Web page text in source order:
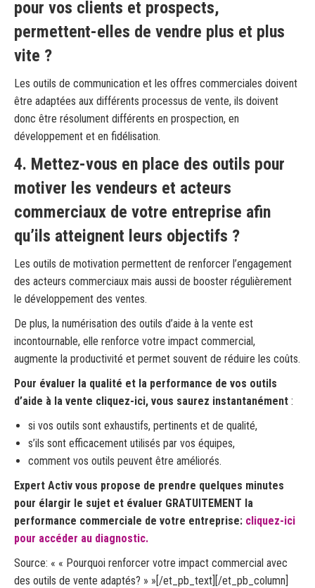
pour vos clients et prospects,
permettent-elles de vendre plus et plus
vite ?
Les outils de communication et les offres commerciales doivent
être adaptées aux différents processus de vente, ils doivent
donc être résolument différents en prospection, en
développement et en fidélisation.
4. Mettez-vous en place des outils pour
motiver les vendeurs et acteurs
commerciaux de votre entreprise afin
qu’ils atteignent leurs objectifs ?
Les outils de motivation permettent de renforcer l’engagement
des acteurs commerciaux mais aussi de booster régulièrement
le développement des ventes.
De plus, la numérisation des outils d’aide à la vente est
incontournable, elle renforce votre impact commercial,
augmente la productivité et permet souvent de réduire les coûts.
Pour évaluer la qualité et la performance de vos outils
d’aide à la vente cliquez-ici, vous saurez instantanément :
si vos outils sont exhaustifs, pertinents et de qualité,
s’ils sont efficacement utilisés par vos équipes,
comment vos outils peuvent être améliorés.
Expert Activ vous propose de prendre quelques minutes
pour élargir le sujet et évaluer GRATUITEMENT la
performance commerciale de votre entreprise: cliquez-ici
pour accéder au diagnostic.
Source: « « Pourquoi renforcer votre impact commercial avec
des outils de vente adaptés? » »[/et_pb_text][/et_pb_column]